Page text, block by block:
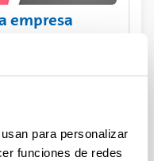
para personalizar
funciones de redes
empresa
mi empresa. Pros y